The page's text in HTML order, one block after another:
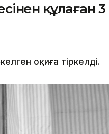
құлаған 3
оқиға тіркелді.